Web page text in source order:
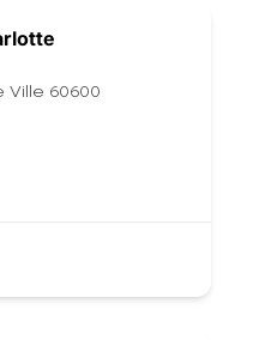
Ville 60600